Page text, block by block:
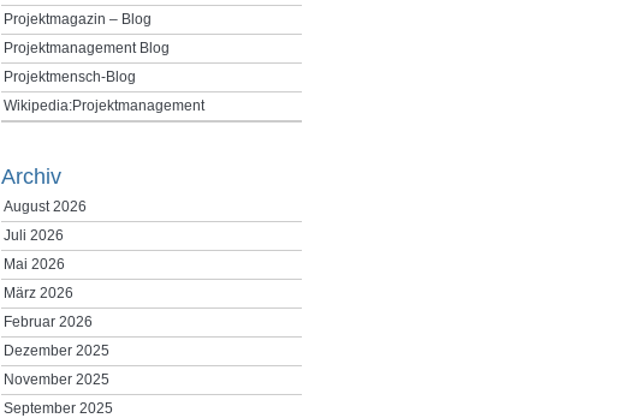
Projektmagazin – Blog
Projektmanagement Blog
Projektmensch-Blog
Wikipedia:Projektmanagement
Archiv
August 2026
Juli 2026
Mai 2026
März 2026
Februar 2026
Dezember 2025
November 2025
September 2025